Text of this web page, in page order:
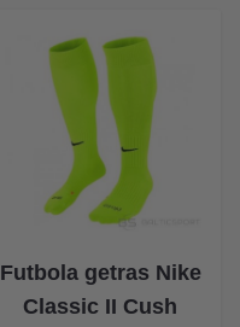
Futbola getras Nike
Classic II Cush